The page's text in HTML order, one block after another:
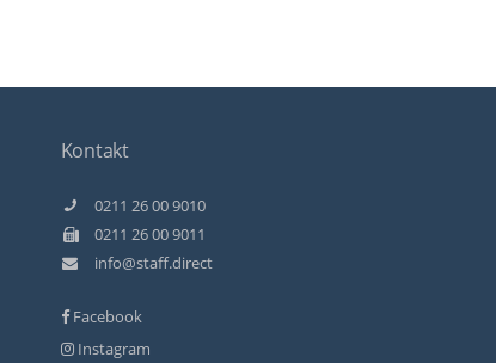
Kontakt
0211 26 00 9010
0211 26 00 9011
info@staff.direct
Facebook
Instagram